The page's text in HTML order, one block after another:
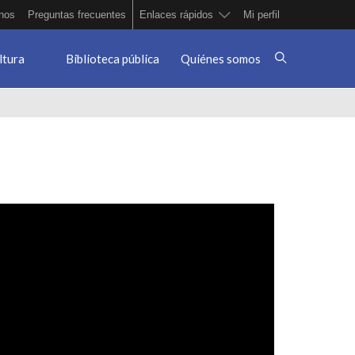
Preguntas frecuentes Enlaces rápidos Mi perfil
Biblioteca pública Quiénes somos